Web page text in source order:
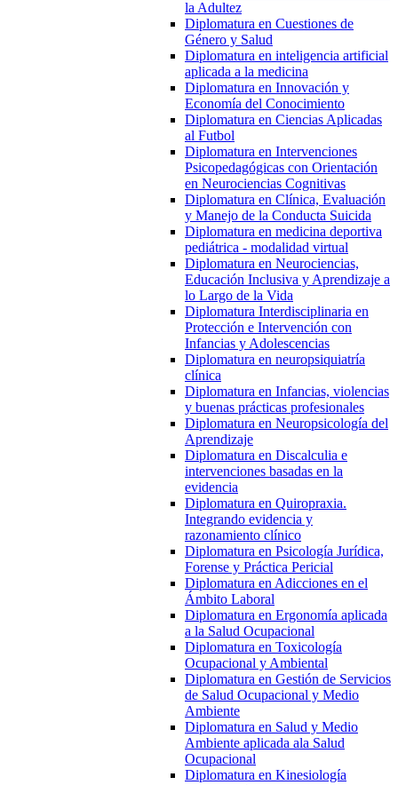
la Adultez
Diplomatura en Cuestiones de
Género y Salud
Diplomatura en inteligencia artificial
aplicada a la medicina
Diplomatura en Innovación y
Economía del Conocimiento
Diplomatura en Ciencias Aplicadas
al Futbol
Diplomatura en Intervenciones
Psicopedagógicas con Orientación
en Neurociencias Cognitivas
Diplomatura en Clínica, Evaluación
y Manejo de la Conducta Suicida
Diplomatura en medicina deportiva
pediátrica - modalidad virtual
Diplomatura en Neurociencias,
Educación Inclusiva y Aprendizaje a
lo Largo de la Vida
Diplomatura Interdisciplinaria en
Protección e Intervención con
Infancias y Adolescencias
Diplomatura en neuropsiquiatría
clínica
Diplomatura en Infancias, violencias
y buenas prácticas profesionales
Diplomatura en Neuropsicología del
Aprendizaje
Diplomatura en Discalculia e
intervenciones basadas en la
evidencia
Diplomatura en Quiropraxia.
Integrando evidencia y
razonamiento clínico
Diplomatura en Psicología Jurídica,
Forense y Práctica Pericial
Diplomatura en Adicciones en el
Ámbito Laboral
Diplomatura en Ergonomía aplicada
a la Salud Ocupacional
Diplomatura en Toxicología
Ocupacional y Ambiental
Diplomatura en Gestión de Servicios
de Salud Ocupacional y Medio
Ambiente
Diplomatura en Salud y Medio
Ambiente aplicada ala Salud
Ocupacional
Diplomatura en Kinesiología